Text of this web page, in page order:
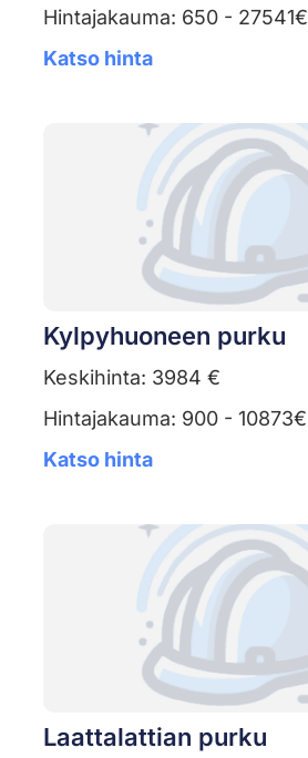
Hintajakauma: 650 - 27541€
Katso hinta
Kylpyhuoneen purku
Keskihinta: 3984 €
Hintajakauma: 900 - 10873€
Katso hinta
Laattalattian purku